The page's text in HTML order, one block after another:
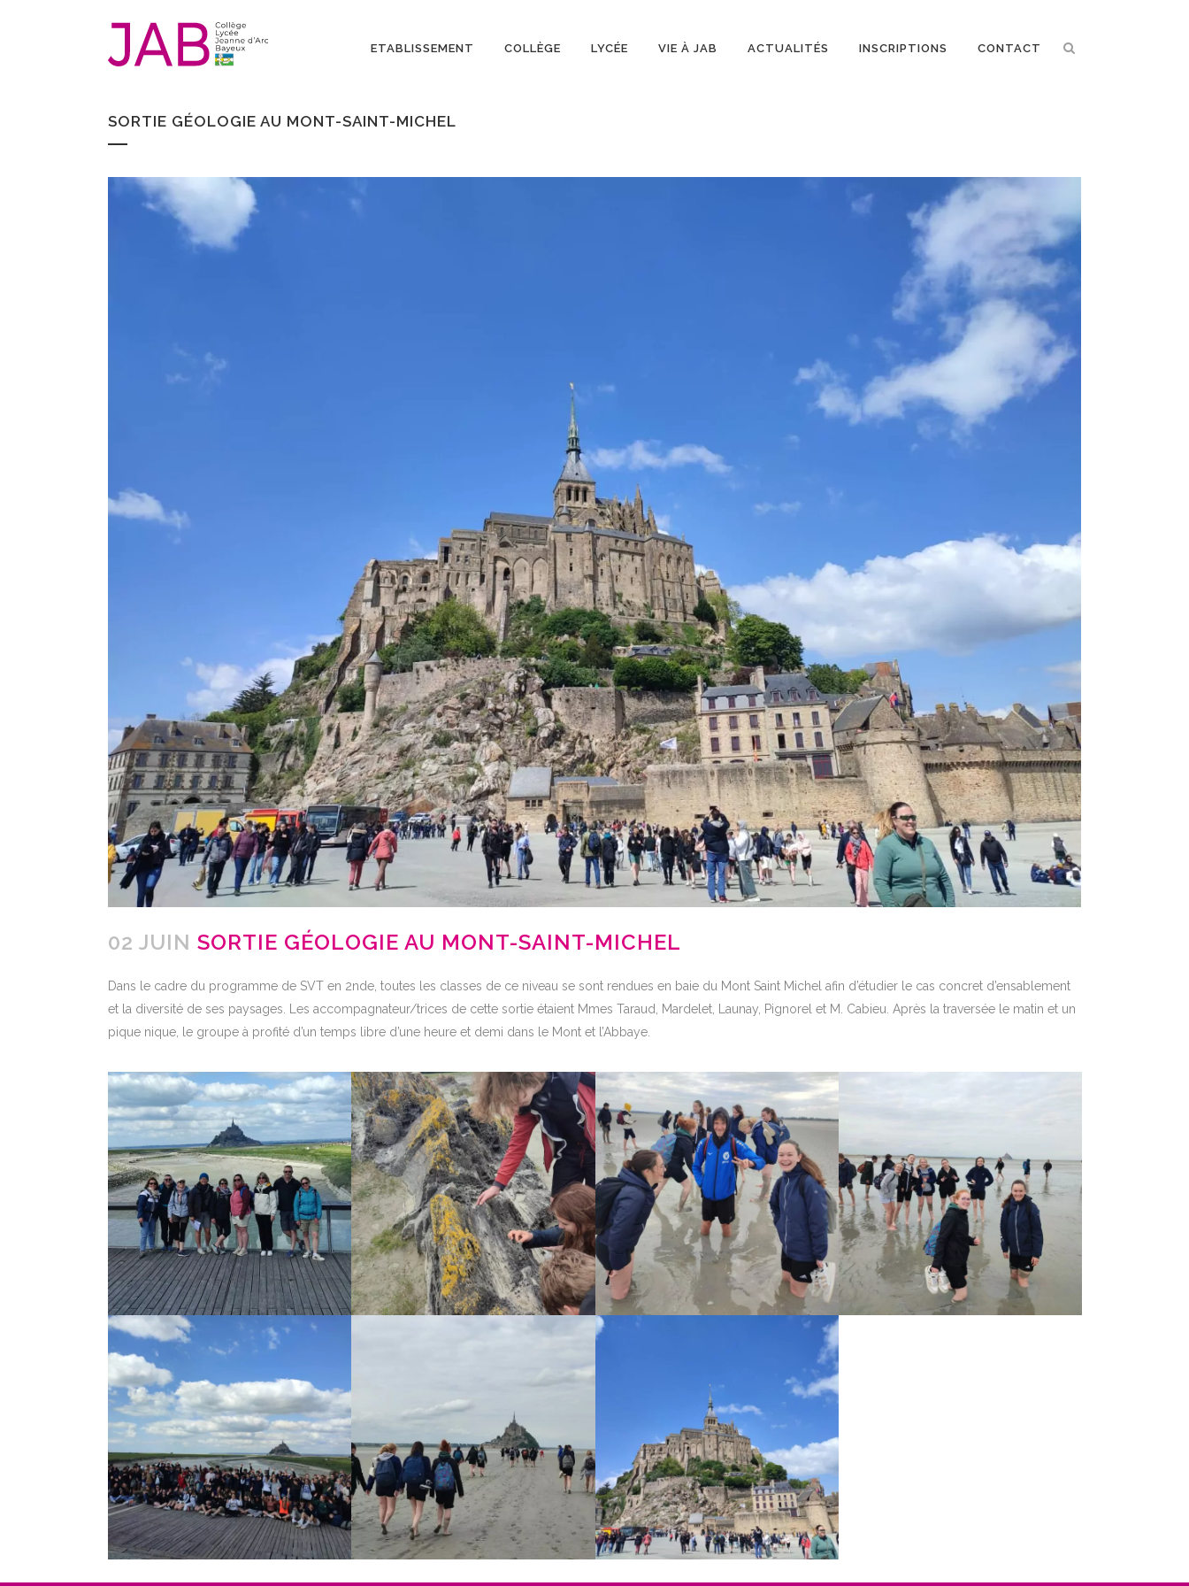
ETABLISSEMENT COLLÈGE LYCÉE VIE À JAB ACTUALITÉS INSCRIPTIONS CONTACT
SORTIE GÉOLOGIE AU MONT-SAINT-MICHEL
02 JUIN SORTIE GÉOLOGIE AU MONT-SAINT-MICHEL
Dans le cadre du programme de SVT en 2nde, toutes les classes de ce niveau se sont rendues en baie du Mont Saint Michel afin d’étudier le cas concret d’ensablement
et la diversité de ses paysages. Les accompagnateur/trices de cette sortie étaient Mmes Taraud, Mardelet, Launay, Pignorel et M. Cabieu. Après la traversée le matin et un
pique nique, le groupe à profité d’un temps libre d’une heure et demi dans le Mont et l’Abbaye.